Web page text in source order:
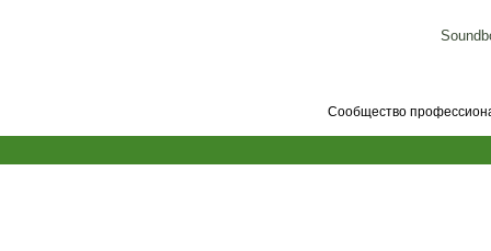
Сообщество